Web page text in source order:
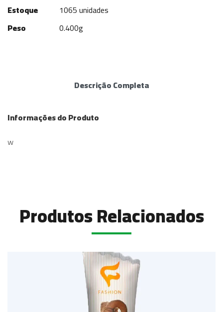
Estoque
1065 unidades
Peso
0.400g
Descrição Completa
Informações do Produto
w
Produtos Relacionados